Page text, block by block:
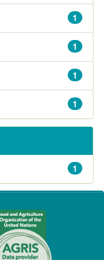
1
1
1
1
1